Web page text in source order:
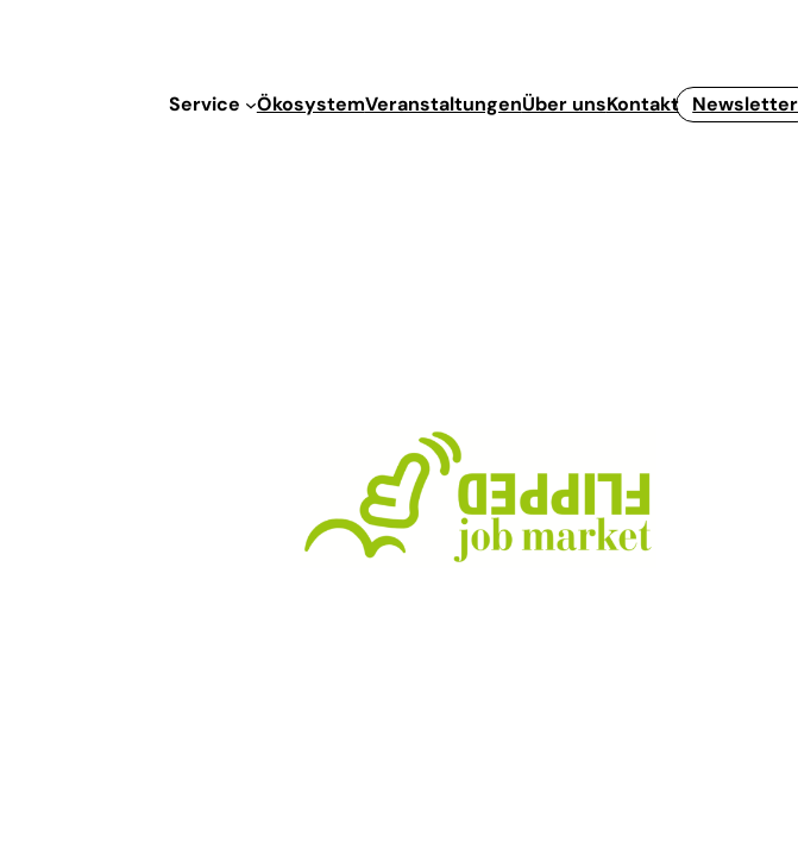
Service ÖkosystemVeranstaltungenÜber unsKontakt Newsletter